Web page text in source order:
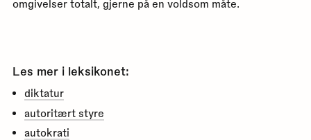
omgivelser totalt, gjerne på en voldsom måte.
Les mer i leksikonet:
diktatur
autoritært styre
autokrati